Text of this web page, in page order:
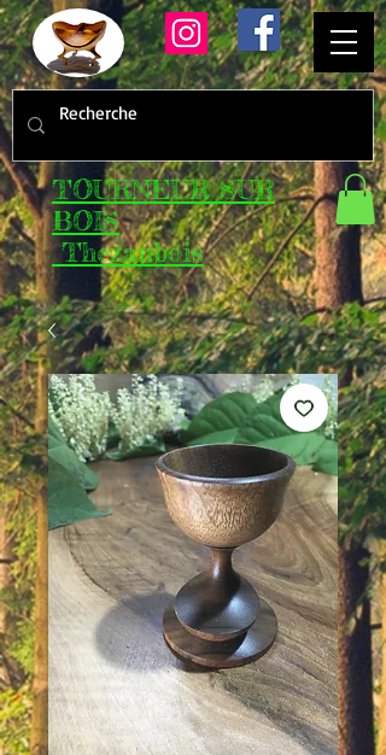
TOURNEUR SUR
BOIS
Thezanbois